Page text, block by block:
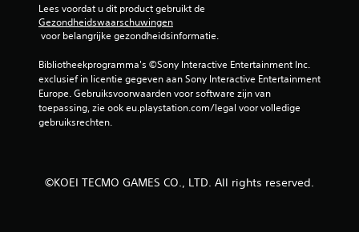
n
g
e
Lees voordat u dit product gebruikt de
Gezondheidswaarschuwingen
voor belangrijke gezondheidsinformatie.
Bibliotheekprogramma's ©Sony Interactive Entertainment Inc.
exclusief in licentie gegeven aan Sony Interactive Entertainment
Europe. Gebruiksvoorwaarden voor software zijn van
toepassing, zie ook eu.playstation.com/legal voor volledige
gebruiksrechten.
©KOEI TECMO GAMES CO., LTD. All rights reserved.